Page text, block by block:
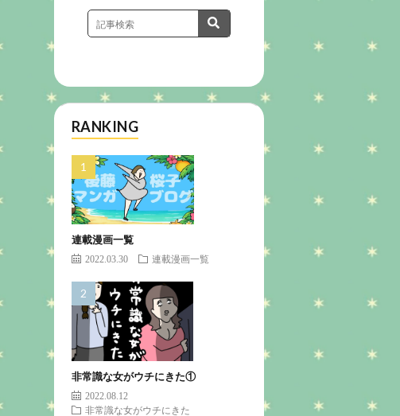
RANKING
連載漫画一覧
2022.03.30 連載漫画一覧
非常識な女がウチにきた①
2022.08.12
非常識な女がウチにきた